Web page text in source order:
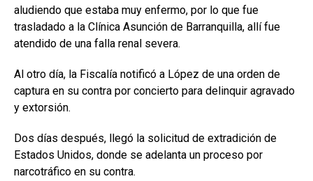
aludiendo que estaba muy enfermo, por lo que fue
trasladado a la Clínica Asunción de Barranquilla, allí fue
atendido de una falla renal severa.
Al otro día, la Fiscalía notificó a López de una orden de
captura en su contra por concierto para delinquir agravado
y extorsión.
Dos días después, llegó la solicitud de extradición de
Estados Unidos, donde se adelanta un proceso por
narcotráfico en su contra.